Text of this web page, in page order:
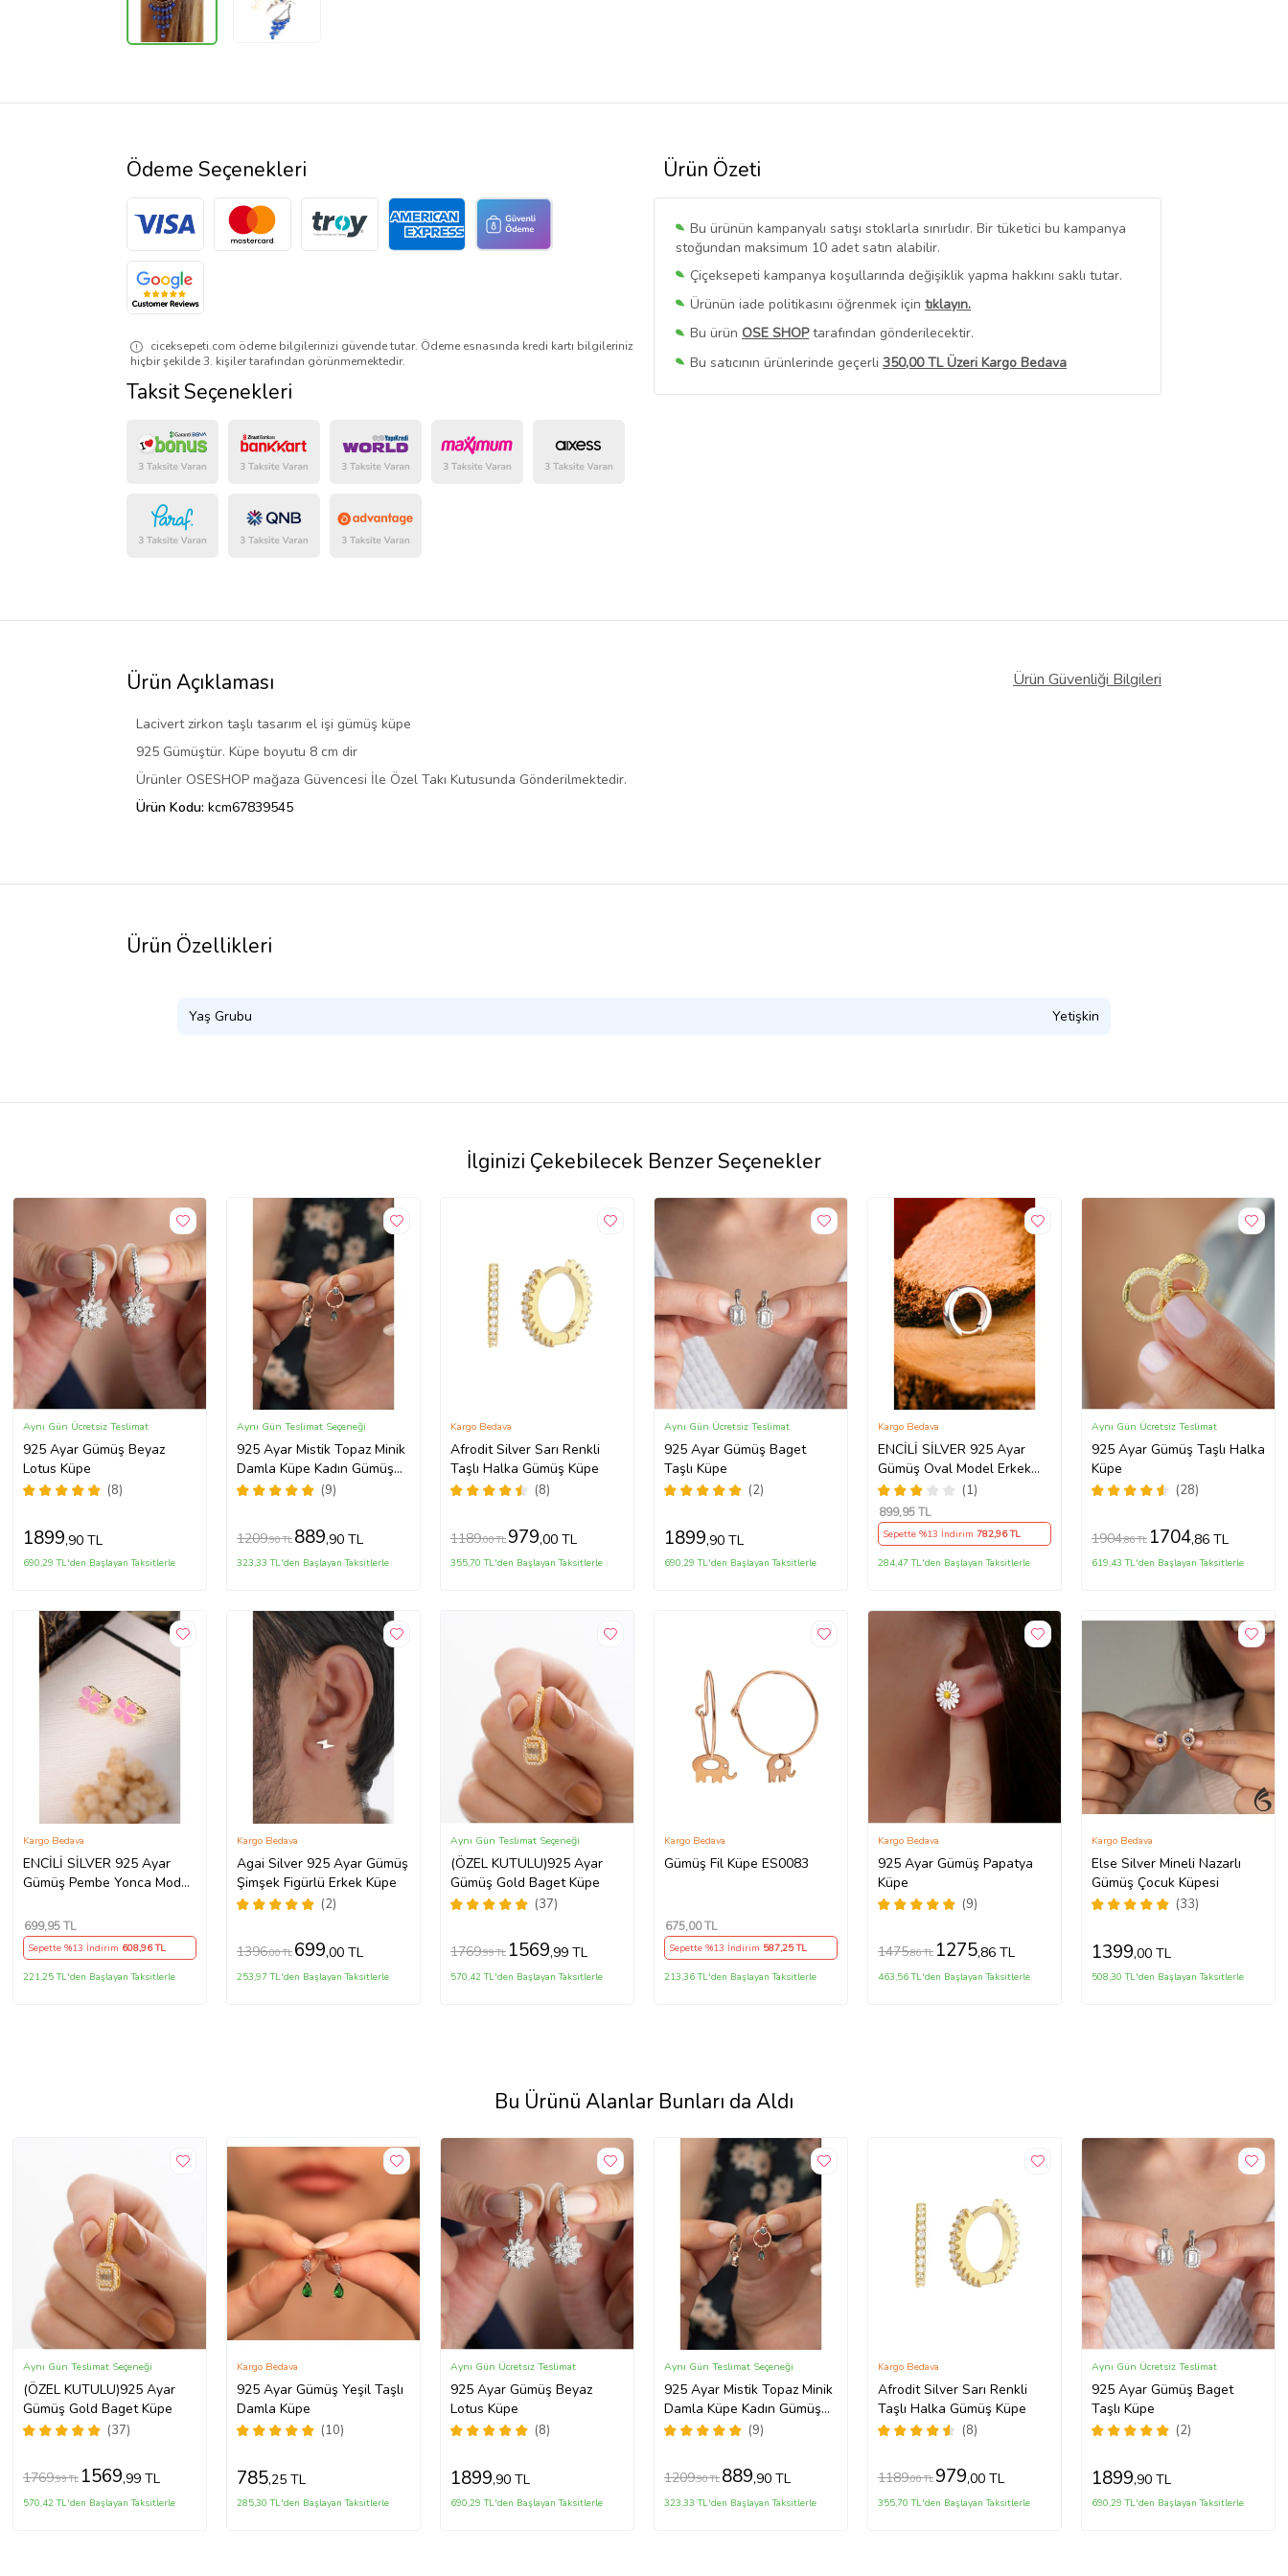
Ürün Özeti
Bu ürünün kampanyalı satışı stoklarla sınırlıdır. Bir tüketici bu kampanya
stoğundan maksimum 10 adet satın alabilir.
Çiçeksepeti kampanya koşullarında değişiklik yapma hakkını saklı tutar.
Ürünün iade politikasını öğrenmek için tıklayın.
Bu ürün OSE SHOPtarafından gönderilecektir.
Bu satıcının ürünlerinde geçerli 350,00 TL Üzeri Kargo Bedava
Bu SatıcınınTüm Ürünlerini Görüntüle
Ödeme Seçenekleri
ciceksepeti.com ödeme bilgilerinizi güvende tutar. Ödeme esnasında kredi kartı bilgileriniz
hiçbir şekilde 3. kişiler tarafından görünmemektedir.
Taksit Seçenekleri
Ürün Açıklaması Ürün Güvenliği Bilgileri
Lacivert zirkon taşlı tasarım el işi gümüş küpe
925 Gümüştür. Küpe boyutu 8 cm dir
Ürünler OSESHOP mağaza Güvencesi İle Özel Takı Kutusunda Gönderilmektedir.
Ürün Kodu: kcm67839545
Ürün Özellikleri
Yaş Grubu Yetişkin
İlginizi Çekebilecek Benzer Seçenekler
925 Ayar Gümüş Beyaz
Lotus Küpe
(8)
Aynı Gün Ücretsiz Teslimat
1899,90 TL
690,29 TL'den Başlayan Taksitlerle
925 Ayar Mistik Topaz Minik
Damla Küpe Kadın Gümüş
Küpe
(9)
Aynı Gün Teslimat Seçeneği
1209,90 TL 889,90 TL
323,33 TL'den Başlayan Taksitlerle
Afrodit Silver Sarı Renkli
Taşlı Halka Gümüş Küpe
(8)
Kargo Bedava
1189,00 TL 979,00 TL
355,70 TL'den Başlayan Taksitlerle
925 Ayar Gümüş Baget
Taşlı Küpe
(2)
Aynı Gün Ücretsiz Teslimat
1899,90 TL
690,29 TL'den Başlayan Taksitlerle
ENCİLİ SİLVER 925 Ayar
Gümüş Oval Model Erkek
Küpe
(1)
Kargo Bedava
899,95 TL
Sepette %13 İndirim782,96 TL
284,47 TL'den Başlayan Taksitlerle
925 Ayar Gümüş Taşlı Halka
Küpe
(28)
Aynı Gün Ücretsiz Teslimat
1904,86 TL 1704,86 TL
619,43 TL'den Başlayan Taksitlerle
ENCİLİ SİLVER 925 Ayar
Gümüş Pembe Yonca Model
Kargo Bedava
699,95 TL
Sepette %13 İndirim 608,96 TL
221,25 TL'den Başlayan Taksitlerle
Agai Silver 925 Ayar Gümüş
Şimşek Figürlü Erkek Küpe
(2)
Kargo Bedava
1396,00 TL 699,00 TL
253,97 TL'den Başlayan Taksitlerle
(ÖZEL KUTULU)925 Ayar
Gümüş Gold Baget Küpe
(37)
Aynı Gün Teslimat Seçeneği
1769,99 TL 1569,99 TL
570,42 TL'den Başlayan Taksitlerle
Gümüş Fil Küpe ES0083
Kargo Bedava
675,00 TL
Sepette %13 İndirim 587,25 TL
213,36 TL'den Başlayan Taksitlerle
925 Ayar Gümüş Papatya
Küpe
(9)
Kargo Bedava
1475,86 TL 1275,86 TL
463,56 TL'den Başlayan Taksitlerle
Else Silver Mineli Nazarlı
Gümüş Çocuk Küpesi
(33)
Kargo Bedava
1399,00 TL
508,30 TL'den Başlayan Taksitlerle
Bu Ürünü Alanlar Bunları da Aldı
(ÖZEL KUTULU)925 Ayar
Gümüş Gold Baget Küpe
(37)
Aynı Gün Teslimat Seçeneği
1769,99 TL 1569,99 TL
570,42 TL'den Başlayan Taksitlerle
925 Ayar Gümüş Yeşil Taşlı
Damla Küpe
(10)
Kargo Bedava
785,25 TL
285,30 TL'den Başlayan Taksitlerle
925 Ayar Gümüş Beyaz
Lotus Küpe
(8)
Aynı Gün Ücretsiz Teslimat
1899,90 TL
690,29 TL'den Başlayan Taksitlerle
925 Ayar Mistik Topaz Minik
Damla Küpe Kadın Gümüş
Küpe
(9)
Aynı Gün Teslimat Seçeneği
1209,90 TL 889,90 TL
323,33 TL'den Başlayan Taksitlerle
Afrodit Silver Sarı Renkli
Taşlı Halka Gümüş Küpe
(8)
Kargo Bedava
1189,00 TL 979,00 TL
355,70 TL'den Başlayan Taksitlerle
925 Ayar Gümüş Baget
Taşlı Küpe
(2)
Aynı Gün Ücretsiz Teslimat
1899,90 TL
690,29 TL'den Başlayan Taksitlerle